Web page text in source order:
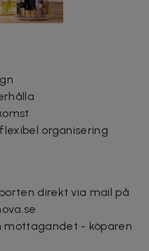
organisering
direkt via mail på
mottagandet - köparen